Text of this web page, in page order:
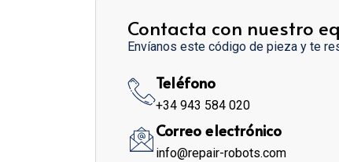
Contacta con nuestro
Envíanos este código de pieza y te
Teléfono
+34 943 584 020
Correo electrónico
info@repair-robots.com